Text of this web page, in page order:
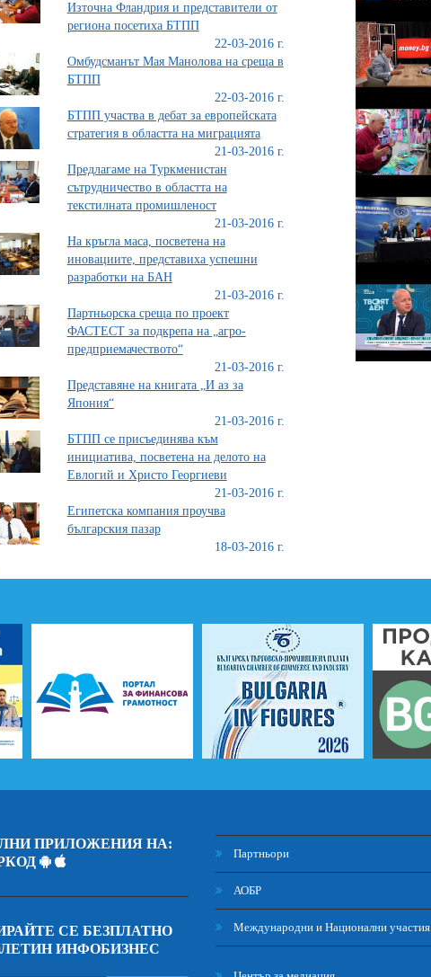
Източна Фландрия и представители от
региона посетиха БТПП
22-03-2016 г.
Омбудсманът Мая Манолова на среща в
БТПП
22-03-2016 г.
БТПП участва в дебат за европейската
стратегия в областта на миграцията
21-03-2016 г.
Предлагаме на Туркменистан
сътрудничество в областта на
текстилната промишленост
21-03-2016 г.
На кръгла маса, посветена на
иновациите, представиха успешни
разработки на БАН
21-03-2016 г.
Партньорска среща по проект
ФАСТЕСТ за подкрепа на „агро-
предприемачеството“
21-03-2016 г.
Представяне на книгата „И аз за
Япония“
21-03-2016 г.
БТПП се присъединява към
инициатива, посветена на делото на
Евлогий и Христо Георгиеви
21-03-2016 г.
Египетска компания проучва
българския пазар
18-03-2016 г.
ПРИЛОЖЕНИЯ НА:
СЕ БЕЗПЛАТНО
ИНФОБИЗНЕС
Партньори
АОБР
Международни и Национални участия